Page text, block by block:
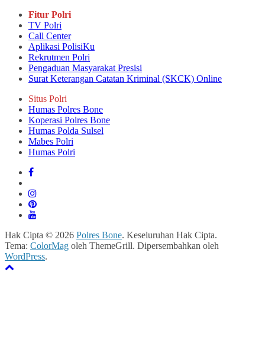
Fitur Polri
TV Polri
Call Center
Aplikasi PolisiKu
Rekrutmen Polri
Pengaduan Masyarakat Presisi
Surat Keterangan Catatan Kriminal (SKCK) Online
Situs Polri
Humas Polres Bone
Koperasi Polres Bone
Humas Polda Sulsel
Mabes Polri
Humas Polri
Hak Cipta © 2026 Polres Bone. Keseluruhan Hak Cipta.
Tema: ColorMag oleh ThemeGrill. Dipersembahkan oleh
WordPress.